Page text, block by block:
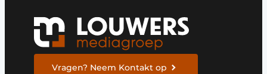
Vragen? Neem Kontakt op